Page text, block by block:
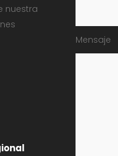
nuestra
Mensaje